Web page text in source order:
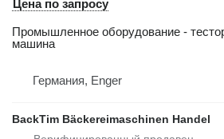
Цена по запросу
Промышленное оборудование -
машина
Германия, Enger
BackTim Bäckereimaschinen Handel